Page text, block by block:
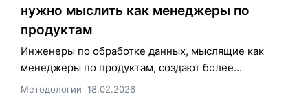
нужно мыслить как менеджеры по
продуктам
Инженеры по обработке данных, мыслящие как
менеджеры по продуктам, создают более...
Методологии 18.02.2026